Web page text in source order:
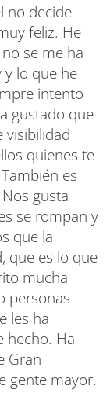
no decide
feliz. He
se me ha
y lo que he
intento
gustado que
visibilidad
quienes te
es
gusta
se rompan y
que la
que es lo que
mucha
personas
les ha
hecho. Ha
Gran
gente mayor.